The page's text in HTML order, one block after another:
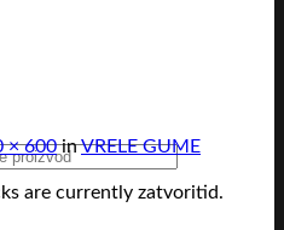
× 600inVRELE GUME
are currently zatvoritid.